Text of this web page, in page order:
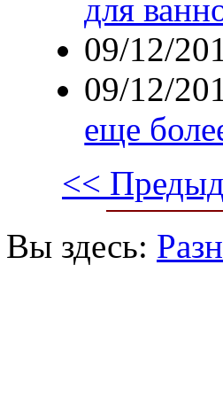
для
09/12/
09/12/
еще
<<
Вы здесь: